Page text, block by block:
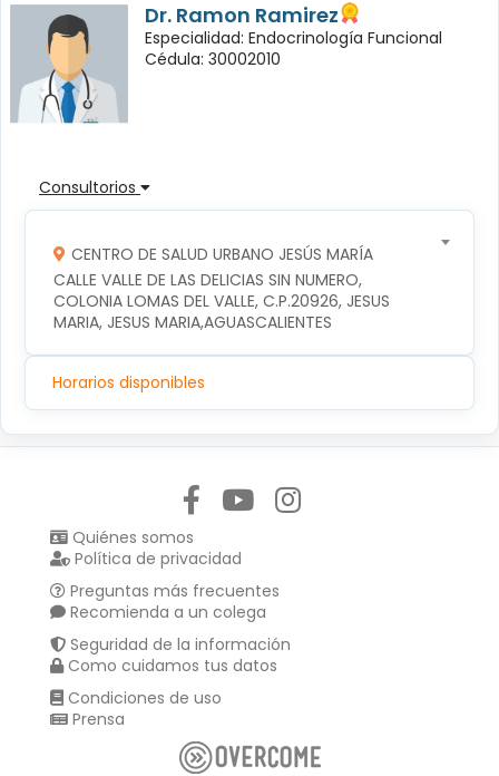
Dr. Ramon Ramirez
Especialidad: Endocrinología Funcional
Cédula: 30002010
Consultorios
CENTRO DE SALUD URBANO JESÚS MARÍA
CALLE VALLE DE LAS DELICIAS SIN NUMERO,
COLONIA LOMAS DEL VALLE, C.P.20926, JESUS
MARIA, JESUS MARIA,AGUASCALIENTES
Horarios disponibles
Quiénes somos
Política de privacidad
Preguntas más frecuentes
Recomienda a un colega
Seguridad de la información
Como cuidamos tus datos
Condiciones de uso
Prensa